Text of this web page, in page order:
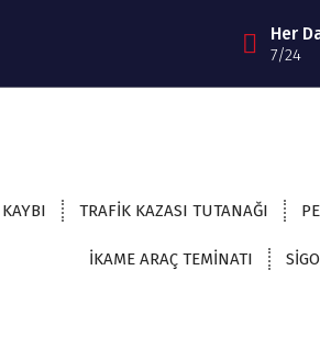
Her
7/24
TRAFİK KAZASI TUTANAĞI
İKAME ARAÇ TEMİNATI